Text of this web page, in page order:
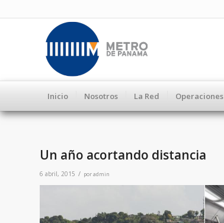
Inicio Nosotros La Red Operaciones
Un año acortando distancia
6 abril, 2015 / poradmin